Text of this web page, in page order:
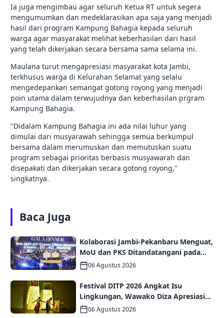
Ia juga mengimbau agar seluruh Ketua RT untuk segera
mengumumkan dan medeklarasikan apa saja yang menjadi
hasil dari program Kampung Bahagia kepada seluruh
warga agar masyarakat melihat keberhasilan dari hasil
yang telah dikerjakan secara bersama sama selama ini.
Maulana turut mengapresiasi masyarakat kota Jambi,
terkhusus warga di Kelurahan Selamat yang selalu
mengedepankan semangat gotong royong yang menjadi
poin utama dalam terwujudnya dan keberhasilan prgram
Kampung Bahagia.
"Didalam Kampung Bahagia ini ada nilai luhur yang
dimulai dari musyarawah sehingga semua berkumpul
bersama dalam merumuskan dan memutuskan suatu
program sebagai prioritas berbasis musyawarah dan
disepakati dan dikerjakan secara gotong royong,"
singkatnya.
Baca Juga
Kolaborasi Jambi-Pekanbaru Menguat,
MoU dan PKS Ditandatangani pada
Gala Dinner GCMC IMT-GT ke-9 Tahun
06 Agustus 2026
Festival DITP 2026 Angkat Isu
Lingkungan, Wawako Diza Apresiasi
Karya Seniman Jambi
06 Agustus 2026